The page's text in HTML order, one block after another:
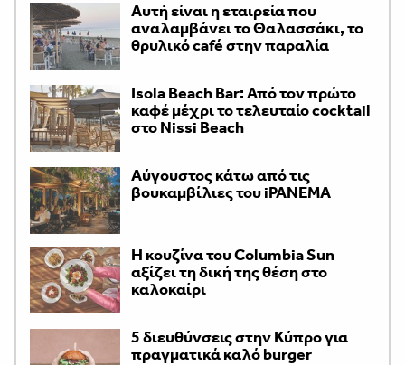
Αυτή είναι η εταιρεία που
αναλαμβάνει το Θαλασσάκι, το
θρυλικό café στην παραλία
Isola Beach Bar: Από τον πρώτο
καφέ μέχρι το τελευταίο cocktail
στο Nissi Beach
Αύγουστος κάτω από τις
βουκαμβίλιες του iPANEMA
Η κουζίνα του Columbia Sun
αξίζει τη δική της θέση στο
καλοκαίρι
5 διευθύνσεις στην Κύπρο για
πραγματικά καλό burger